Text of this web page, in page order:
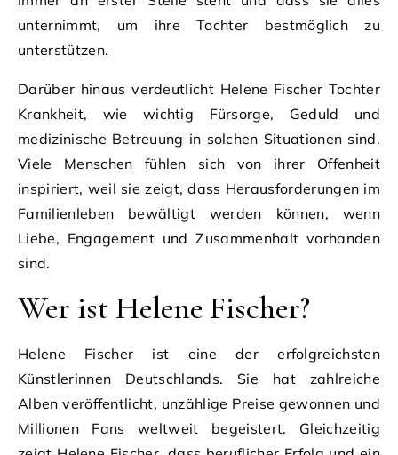
unternimmt, um ihre Tochter bestmöglich zu
unterstützen.
Darüber hinaus verdeutlicht Helene Fischer Tochter
Krankheit, wie wichtig Fürsorge, Geduld und
medizinische Betreuung in solchen Situationen sind.
Viele Menschen fühlen sich von ihrer Offenheit
inspiriert, weil sie zeigt, dass Herausforderungen im
Familienleben bewältigt werden können, wenn
Liebe, Engagement und Zusammenhalt vorhanden
sind.
Wer ist Helene Fischer?
Helene Fischer ist eine der erfolgreichsten
Künstlerinnen Deutschlands. Sie hat zahlreiche
Alben veröffentlicht, unzählige Preise gewonnen und
Millionen Fans weltweit begeistert. Gleichzeitig